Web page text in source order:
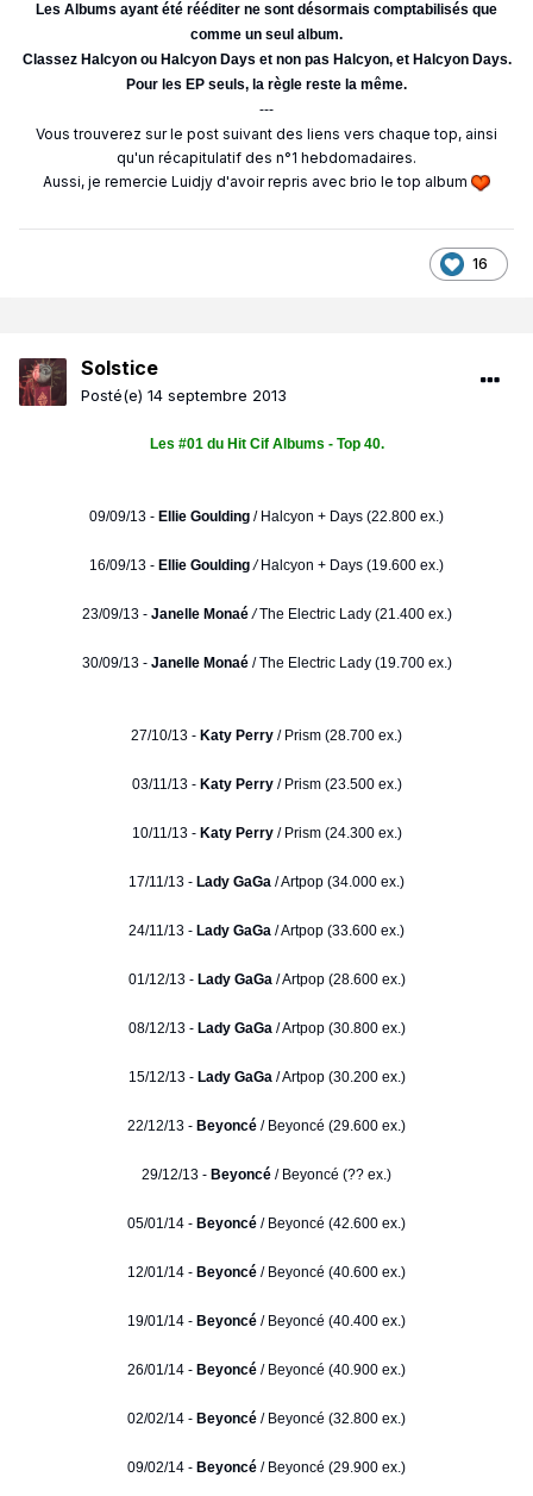
Les Albums ayant été rééditer ne sont désormais comptabilisés que
comme un seul album.
Classez Halcyon ou Halcyon Days et non pas Halcyon, et Halcyon Days.
Pour les EP seuls, la règle reste la même.
---
Vous trouverez sur le post suivant des liens vers chaque top, ainsi
qu'un récapitulatif des n°1 hebdomadaires.
Aussi, je remercie Luidjy d'avoir repris avec brio le top album
16
Solstice
Posté(e) 14 septembre 2013
Les #01 du Hit Cif Albums - Top 40.
09/09/13 - Ellie Goulding / Halcyon + Days (22.800 ex.)
16/09/13 - Ellie Goulding /Halcyon + Days (19.600 ex.)
23/09/13 - Janelle Monaé /The Electric Lady (21.400 ex.)
30/09/13 - Janelle Monaé/ The Electric Lady (19.700 ex.)
27/10/13 - Katy Perry / Prism (28.700 ex.)
03/11/13 - Katy Perry/ Prism (23.500 ex.)
10/11/13 - Katy Perry/ Prism (24.300 ex.)
17/11/13 - Lady GaGa / Artpop (34.000 ex.)
24/11/13 - Lady GaGa / Artpop (33.600 ex.)
01/12/13 - Lady GaGa/ Artpop (28.600 ex.)
08/12/13 - Lady GaGa/ Artpop (30.800 ex.)
15/12/13 - Lady GaGa/ Artpop (30.200 ex.)
22/12/13 - Beyoncé / Beyoncé (29.600 ex.)
29/12/13 - Beyoncé / Beyoncé (?? ex.)
05/01/14 - Beyoncé / Beyoncé (42.600 ex.)
12/01/14 - Beyoncé / Beyoncé (40.600 ex.)
19/01/14 - Beyoncé / Beyoncé (40.400 ex.)
26/01/14 - Beyoncé / Beyoncé (40.900 ex.)
02/02/14 - Beyoncé / Beyoncé (32.800 ex.)
09/02/14 - Beyoncé / Beyoncé (29.900 ex.)